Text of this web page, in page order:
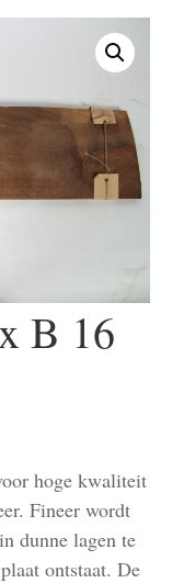
B 16
hoge kwaliteit
Fineer wordt
dunne lagen te
ontstaat. De